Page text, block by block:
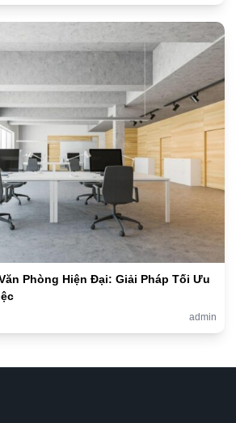
Phòng Hiện Đại: Giải Pháp Tối Ưu
admin